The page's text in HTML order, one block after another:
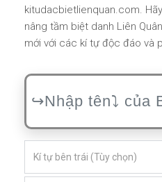
kitudacbietlienquan.com.
nâng tầm biệt danh Liên
mới với các kí tự độc đáo và